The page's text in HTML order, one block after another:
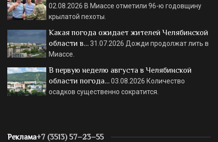
02.08.2026 В Миассе отметили 96-ю годовщину
крылатой пехоты.
Какая погода ожидает жителей Челябинской
области в…31.07.2026 Дожди продолжат лить в
Миассе.
В первую неделю августа в Челябинской
области погода…03.08.2026 Количество
осадков существенно сократится.
Реклама+7 (3513) 57–23–55